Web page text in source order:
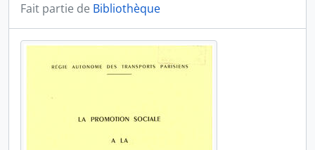
Fait partie de Bibliothèque